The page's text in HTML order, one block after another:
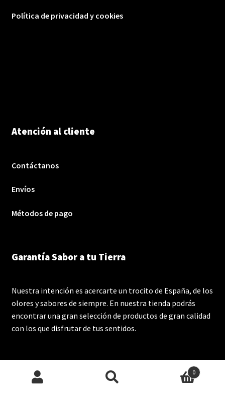
Política de privacidad y cookies
Atención al cliente
Contáctanos
Envíos
Métodos de pago
Garantía Sabor a tu Tierra
Nuestra intención es acercarte un trocito de España, de los
olores y sabores de siempre. En nuestra tienda podrás
encontrar una gran selección de productos de gran calidad
con los que disfrutar de tus sentidos.
0